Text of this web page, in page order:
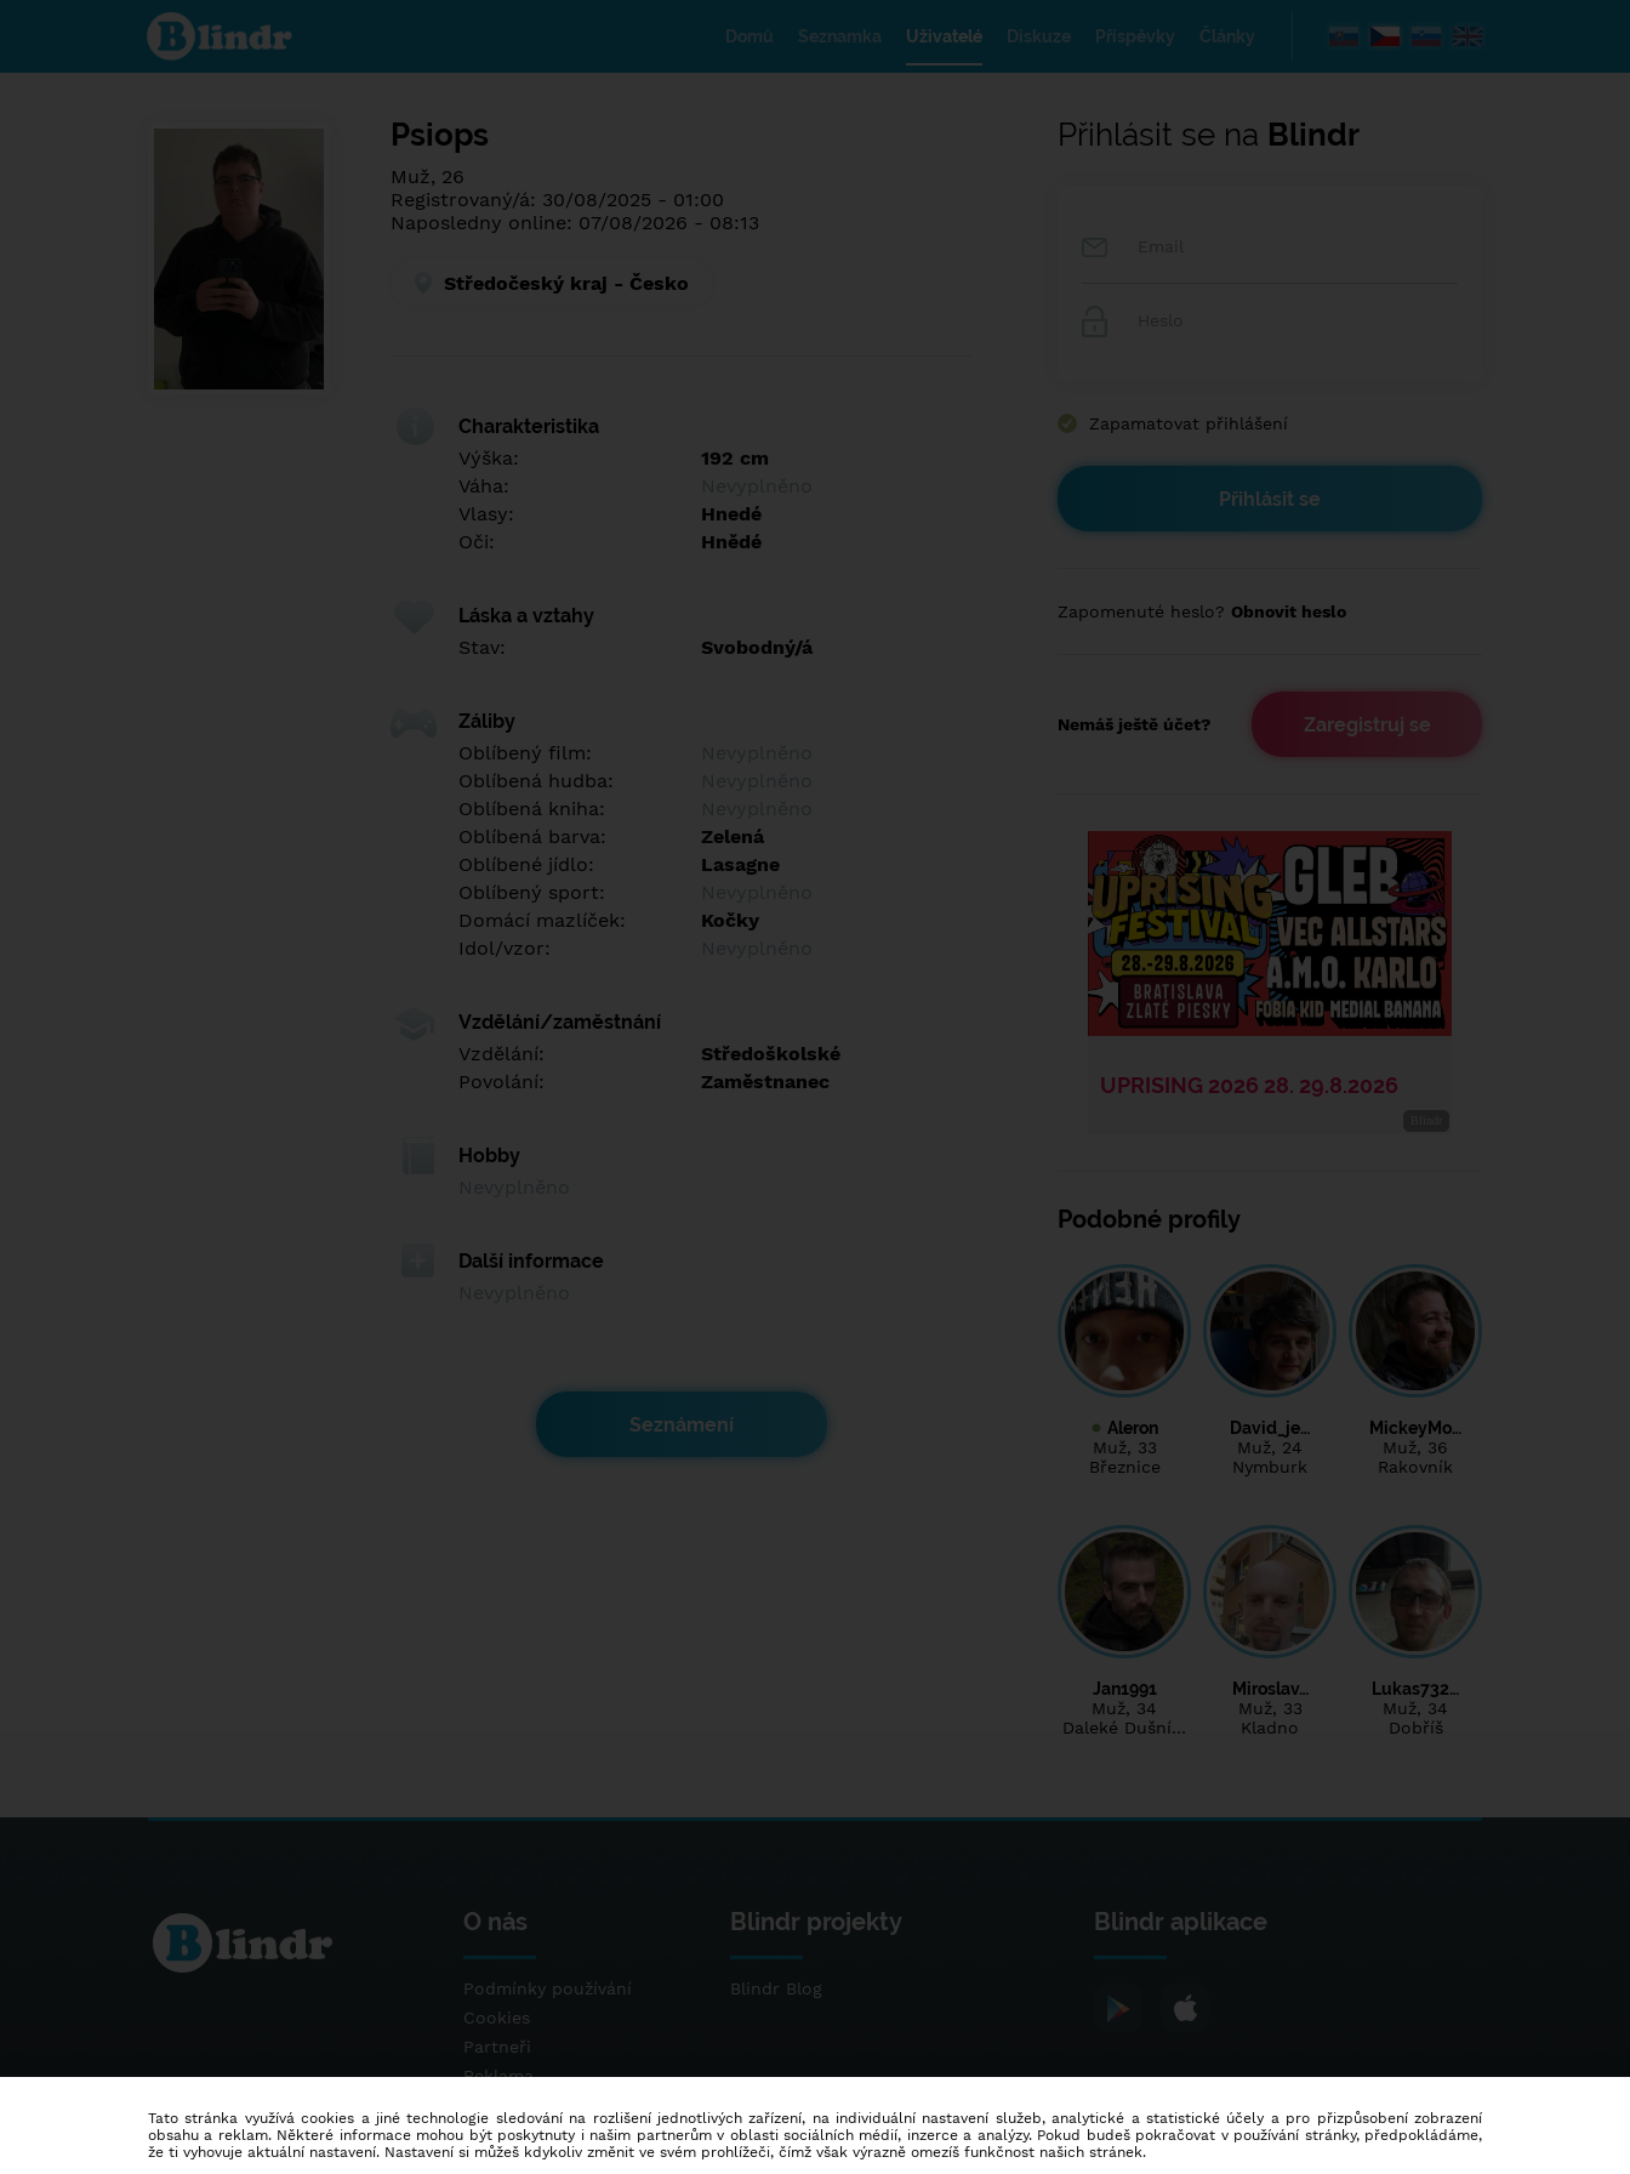
Poznej co je
pod maskou.
Seznamovací
Domů Seznamka Uživatelé Diskuze Příspěvky Články
Psiops
Muž, 26
Registrovaný/á: 30/08/2025 - 01:00
Naposledny online: 07/08/2026 - 08:13
Středočeský kraj - Česko
Charakteristika
Výška:
192 cm
Váha:
Vlasy:
Hnedé
Oči:
Hnědé
Láska a vztahy
Stav:
Svobodný/á
Záliby
Oblíbený film:
Oblíbená hudba:
Oblíbená kniha:
Oblíbená barva:
Zelená
Oblíbené jídlo:
Lasagne
Oblíbený sport:
Domácí mazlíček:
Kočky
Idol/vzor:
Vzdělání/zaměstnání
Vzdělání:
Středoškolské
Povolání:
Zaměstnanec
Hobby
Další informace
Seznámení
Přihlásit se na Blindr
Zapamatovat přihlášení
Zapomenuté heslo? Obnovit heslo
Nemáš ještě účet? Zaregistruj se
Podobné profily
Aleron
Muž, 33
Březnice
David_je…
Muž, 24
Nymburk
MickeyMo…
Muž, 36
Rakovník
Jan1991
Muž, 34
Daleké Dušní…
Miroslav…
Muž, 33
Kladno
Lukas732…
Muž, 34
Dobříš
O nás
Podmínky používání
Cookies
Partneři
Reklama
Blindr projekty
Blindr Blog
Blindr aplikace
Tato stránka využívá cookies a jiné technologie sledování na rozlišení jednotlivých zařízení, na individuální nastavení služeb, analytické a statistické účely a pro přizpůsobení zobrazení
obsahu a reklam. Některé informace mohou být poskytnuty i našim partnerům v oblasti sociálních médií, inzerce a analýzy. Pokud budeš pokračovat v používání stránky, předpokládáme,
že ti vyhovuje aktuální nastavení. Nastavení si můžeš kdykoliv změnit ve svém prohlížeči, čímž však výrazně omezíš funkčnost našich stránek.